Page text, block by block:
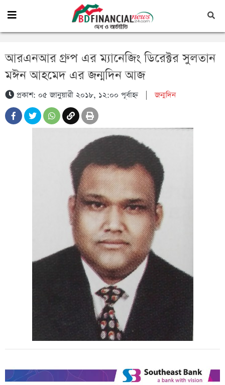
আরএনআর গ্রুপ এর ম্যানেজিং ডিরেক্টর সুলতান
মঈন আহমেদ এর জন্মদিন আজ
প্রকাশ: ০৫ জানুয়ারী ২০১৮, ১২:০০ পূর্বাহ্ন|জন্মদিন